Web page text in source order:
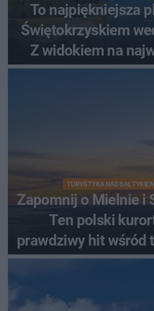
To najpiękniejsza
Świętokrzyskiem
Z widokiem na
szczyt Gór
TURYSTYKA NAD
Zapomnij o Mielnie i
Ten polski
prawdziwy hit wśród